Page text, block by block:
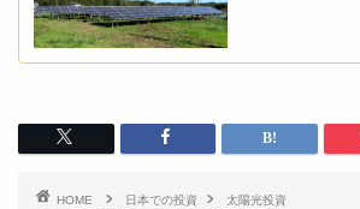
HOME 日本での投資
太陽光投資